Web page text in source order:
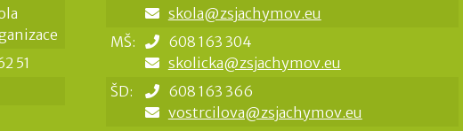
51
skola@zsjachymov.eu
MŠ:
608 163 304
skolicka@zsjachymov.eu
ŠD:
608 163 366
vostrcilova@zsjachymov.eu